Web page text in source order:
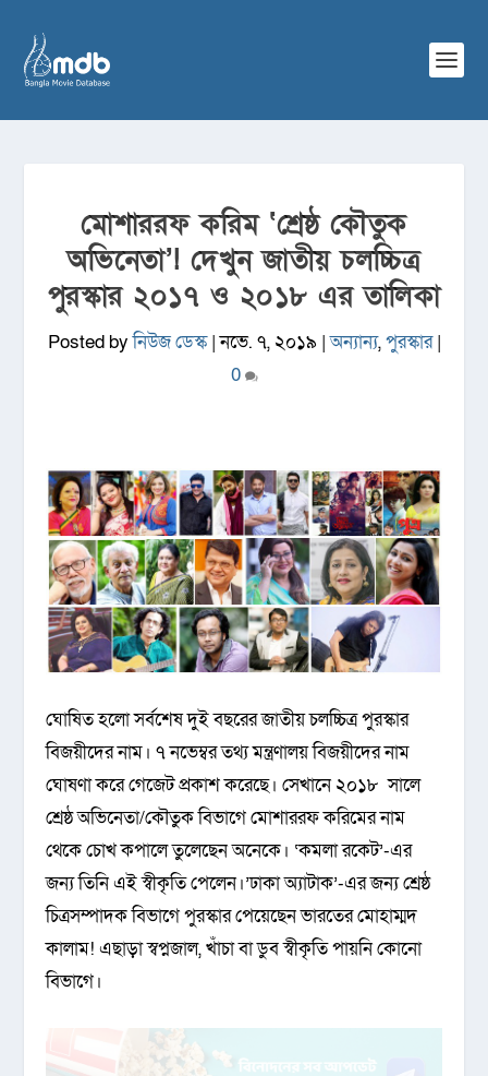
মোশাররফ করিম ‘শ্রেষ্ঠ কৌতুক
অভিনেতা’! দেখুন জাতীয় চলচ্চিত্র
পুরস্কার ২০১৭ ও ২০১৮ এর তালিকা
Posted byনিউজ ডেস্ক|নভে. ৭, ২০১৯ |অন্যান্য,পুরস্কার|
0
ঘোষিত হলো সর্বশেষ দুই বছরের জাতীয় চলচ্চিত্র পুরস্কার
বিজয়ীদের নাম। ৭ নভেম্বর তথ্য মন্ত্রণালয় বিজয়ীদের নাম
ঘোষণা করে গেজেট প্রকাশ করেছে। সেখানে ২০১৮ সালে
শ্রেষ্ঠ অভিনেতা/কৌতুক বিভাগে মোশাররফ করিমের নাম
থেকে চোখ কপালে তুলেছেন অনেকে। ‘কমলা রকেট’-এর
জন্য তিনি এই স্বীকৃতি পেলেন।’ঢাকা অ্যাটাক’-এর জন্য শ্রেষ্ঠ
চিত্রসম্পাদক বিভাগে পুরস্কার পেয়েছেন ভারতের মোহাম্মদ
কালাম! এছাড়া স্বপ্নজাল, খাঁচা বা ডুব স্বীকৃতি পায়নি কোনো
বিভাগে।